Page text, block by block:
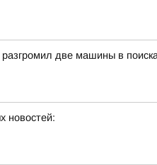
две машины в
новостей: